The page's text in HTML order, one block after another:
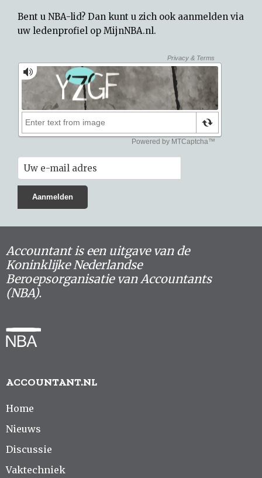
Bent u NBA-lid? Dan kunt u zich ook aanmelden via
uw ledenprofiel op MijnNBA.nl.
Accountant is een uitgave van de
Koninklijke Nederlandse
Beroepsorganisatie van Accountants
(NBA).
ACCOUNTANT.NL
Home
Nieuws
Discussie
Vaktechniek